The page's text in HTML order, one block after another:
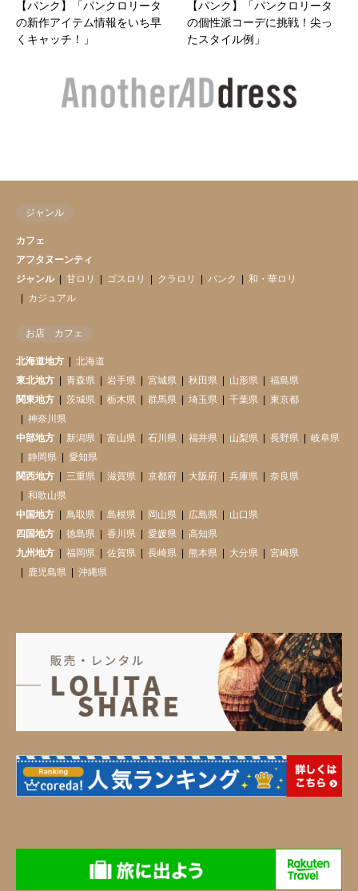
【パンク】「パンクロリータ
の新作アイテム情報をいち早
くキャッチ！」
【パンク】「パンクロリータ
の個性派コーデに挑戦！尖っ
たスタイル例」
ジャンル
カフェ
アフタヌーンティ
ジャンル
甘ロリ ゴスロリ クラロリ パンク
和・華ロリ
カジュアル
お店 カフェ
北海道地方
北海道
東北地方
青森県 岩手県 宮城県 秋田県 山形県
福島県
関東地方
茨城県 栃木県 群馬県 埼玉県 千葉県
東京都
神奈川県
中部地方
新潟県 富山県 石川県 福井県 山梨県 長野県
岐阜県
静岡県
愛知県
関西地方
三重県 滋賀県 京都府 大阪府 兵庫県
奈良県
和歌山県
中国地方
鳥取県 島根県 岡山県 広島県
山口県
四国地方
徳島県 香川県 愛媛県
高知県
九州地方
福岡県 佐賀県 長崎県 熊本県 大分県
宮崎県
鹿児島県
沖縄県